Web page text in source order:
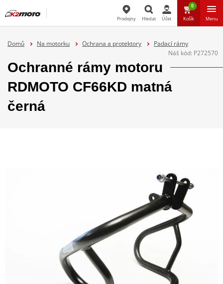
Hledat
Prodejny Hledat Účet
0
Košík Menu
Domů Na motorku Ochrana a protektory
Padací rámy
Náš kód: P272570
Ochranné rámy motoru
RDMOTO CF66KD matná
černá